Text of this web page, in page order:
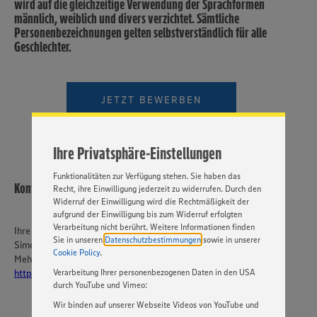
Ihre Privatsphäre-Einstellungen
Wir setzen Cookies und andere Technologien ein, um Ihnen
Inhalte anzubieten. Ihre Einwilligung in die Nutzung von
Cookies und anderer Technologien ist freiwillig und kann
„EINSTELLUNGEN ÄNDERN”. Bitte beachten Sie, dass auf
Basis Ihrer Einstellungen ggf. nicht mehr alle
Funktionalitäten zur Verfügung stehen. Sie haben das
Recht, ihre Einwilligung jederzeit zu widerrufen. Durch den
Widerruf der Einwilligung wird die Rechtmäßigkeit der
aufgrund der Einwilligung bis zum Widerruf erfolgten
Verarbeitung nicht berührt. Weitere Informationen finden
Sie in unseren Datenschutzbestimmungen sowie in unserer
Cookie Policy.
Verarbeitung Ihrer personenbezogenen Daten in den USA
durch YouTube und Vimeo:
Wir binden auf unserer Webseite Videos von YouTube und
wird auf die gleichzeitige Verwendung der Sprachformen
männlich, weiblich und divers verzichtet. Sämtliche
Personenbezeichnungen gelten selbstverständlich für alle
Geschlechter.
JETZT BEWERBEN
Kontakt
Ihre Ansprechperson
Simone Brox
Mehr über EDEKA Südwest:
https://karriere-edeka.de/